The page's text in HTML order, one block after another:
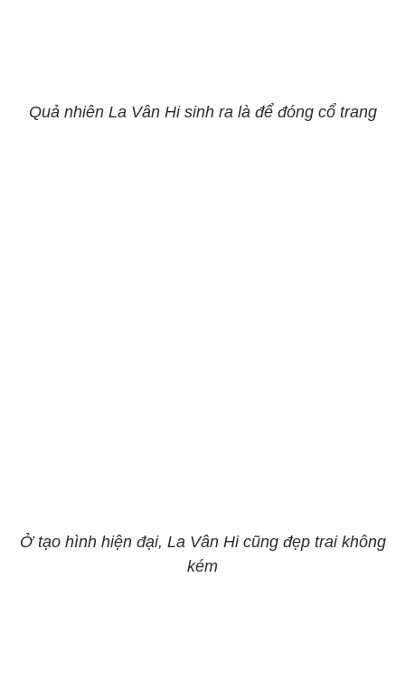
Quả nhiên La Vân Hi sinh ra là để đóng cổ trang
Ở tạo hình hiện đại, La Vân Hi cũng đẹp trai không
kém